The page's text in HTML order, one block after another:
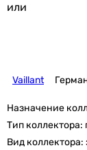
или
Vaillant
Назначение
Тип коллектора:
Вид коллектора: